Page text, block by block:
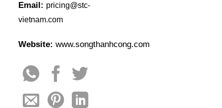
Email: pricing@stc-
vietnam.com
Website:www.songthanhcong.com